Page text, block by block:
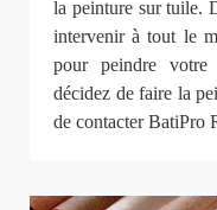
la peinture sur tuile.
intervenir à tout le
pour peindre
décidez de faire la
de contacter BatiPro